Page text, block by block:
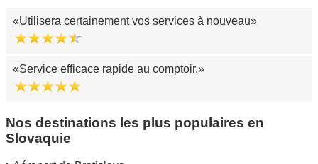
Utilisera certainement vos services à nouveau
Service efficace rapide au comptoir.
Nos destinations les plus populaires en
Slovaquie